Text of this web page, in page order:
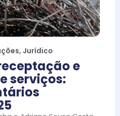
, Jurídico
e
serviços: